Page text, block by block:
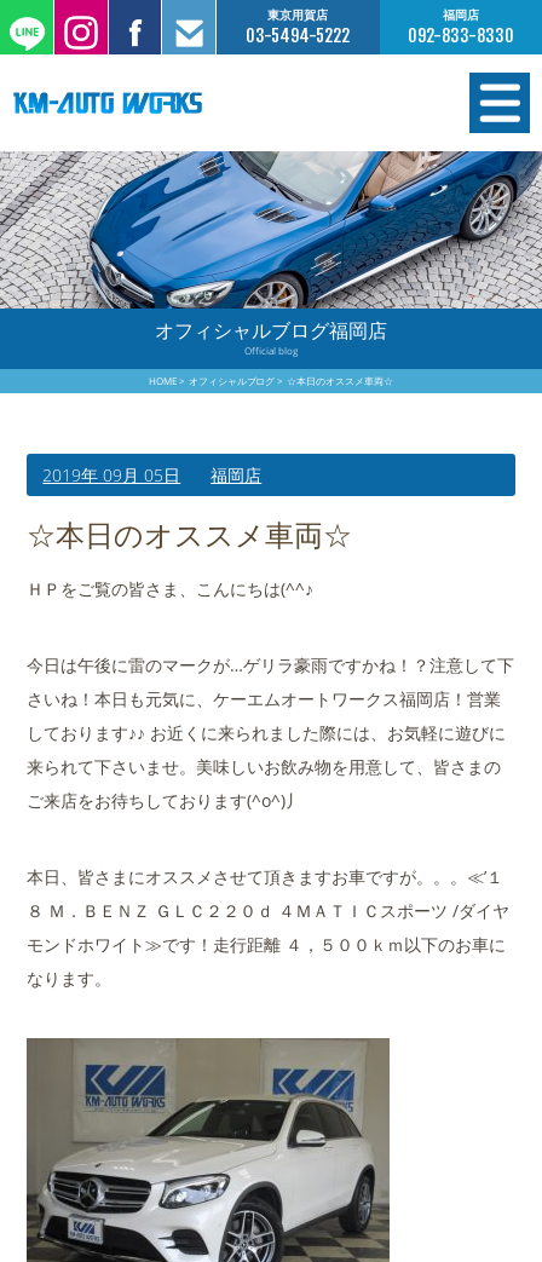
東京用賀店
03-5494-5222
福岡店
092-833-8330
在庫情報
オーダー販売
工場サービス
保証について
買取査定のご案内
店舗案内
会社概要
オフィシャルブログ福岡店
Official blog
HOME オフィシャルブログ ☆本日のオススメ車両☆
2019年 09月 05日 福岡店
☆本日のオススメ車両☆
ＨＰをご覧の皆さま、こんにちは(^^♪
今日は午後に雷のマークが…ゲリラ豪雨ですかね！？注意して下
さいね！本日も元気に、ケーエムオートワークス福岡店！営業
しております♪♪ お近くに来られました際には、お気軽に遊びに
来られて下さいませ。美味しいお飲み物を用意して、皆さまの
ご来店をお待ちしております(^o^)丿
本日、皆さまにオススメさせて頂きますお車ですが。。。≪’１
８ Ｍ．ＢＥＮＺ ＧＬＣ２２０ｄ ４ＭＡＴＩＣスポーツ /ダイヤ
モンドホワイト≫です！走行距離 ４，５００ｋｍ以下のお車に
なります。